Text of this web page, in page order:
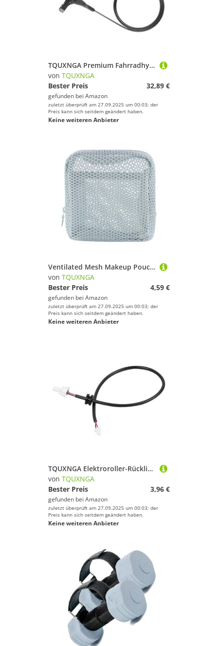
TQUXNGA Premium Fahrradhydraulikscheibenbremsbremssättiger Wetterfestes Design Für All Terrain Bremsräder Hydraulikscheibenbremse
von TQUXNGA
Bester Preis
32,89 €
gefunden bei Amazon
zuletzt überprüft am 27.09.2025 um 00:03; der
Preis kann sich seitdem geändert haben.
Keine weiteren Anbieter
Ventilated Mesh Makeup Pouches with Water-Resistant Lining Compact Cosmetic Travel Accessories Square Meshes Toiletry Organizers Bag
von TQUXNGA
Bester Preis
4,59 €
gefunden bei Amazon
zuletzt überprüft am 27.09.2025 um 00:03; der
Preis kann sich seitdem geändert haben.
Keine weiteren Anbieter
TQUXNGA Elektroroller-Rücklicht-Batteriekabel, Original-Controller, Verbindungsdraht, professionelle Roller, verbessertes Zubehör
von TQUXNGA
Bester Preis
3,96 €
gefunden bei Amazon
zuletzt überprüft am 27.09.2025 um 00:03; der
Preis kann sich seitdem geändert haben.
Keine weiteren Anbieter